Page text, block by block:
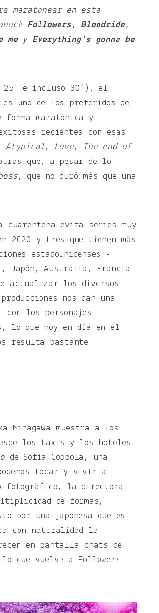
maratonear en esta
Followers, Bloodride,
me y Everything's gonna be
25' e incluso 30’), el
uno de los preferidos de
forma maratónica y
recientes con esas
Atypical , Love,
The end of
que, a pesar de lo
, que no duró más que una
cuarentena evita series muy
2020 y tres que tienen más
estadounidenses -
Japón, Australia, Francia
actualizar los diversos
nos dan una
con los personajes
lo que hoy en día en el
resulta bastante
Ninagawa muestra a los
los taxis y los hoteles
de Sofia Coppola, una
tocar y vivir a
fotográfico, la directora
de formas,
por una japonesa que es
con naturalidad la
en pantalla chats de
lo que vuelve a Followers